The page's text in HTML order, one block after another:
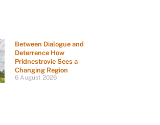
Between Dialogue and
Deterrence How
Pridnestrovie Sees a
Changing Region
6 August 2026